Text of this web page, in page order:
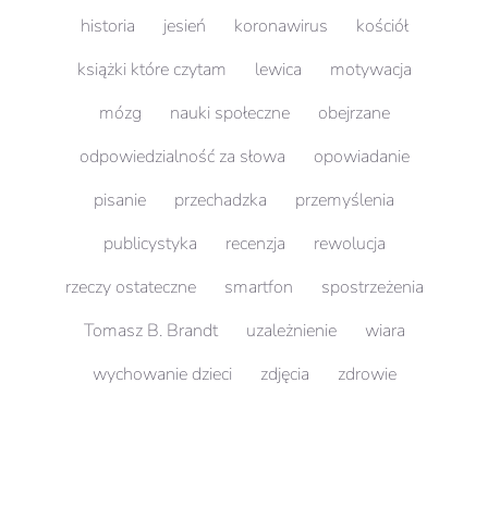
historia
jesień koronawirus
kościół
książki które czytam
lewica
motywacja
mózg
nauki społeczne
obejrzane
odpowiedzialność za słowa
opowiadanie
pisanie
przechadzka
przemyślenia
publicystyka
recenzja
rewolucja
rzeczy ostateczne
smartfon
spostrzeżenia
Tomasz B. Brandt
uzależnienie
wiara
wychowanie dzieci
zdjęcia zdrowie